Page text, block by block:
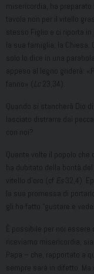
misericordia, ha
tavola non per il vitello
stesso Figlio e ci riporta
la sua famiglia, la Chiesa.
solo lo dice in una
appeso al legno griderà:
fanno» ( Lc 23,34).
Quando si stancherà Dio
lasciato distrarre dai
con noi?
Quante volte il popolo
ha dubitato della bontà
vitello d’oro (cf Es 32,4).
la sua promessa di
gli ha fatto “gustare e
È possibile per noi
riceviamo misericordia,
Papa – che, rapportato a
sempre sarà in difetto.